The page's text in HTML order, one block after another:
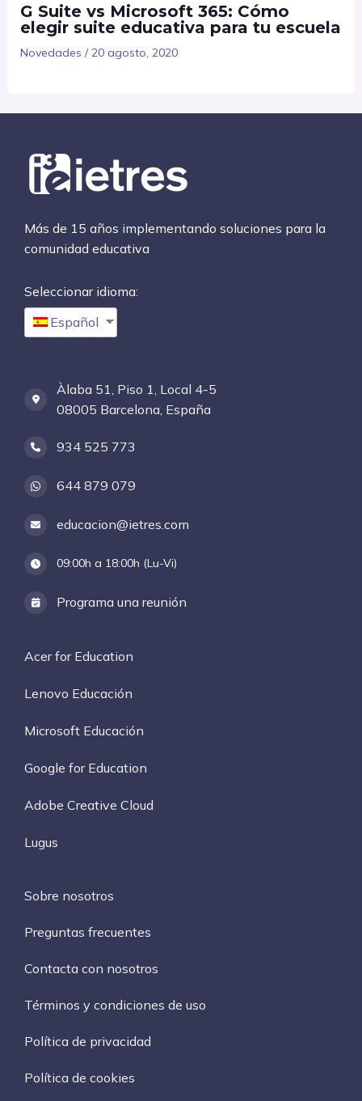
G Suite vs Microsoft 365: Cómo
elegir suite educativa para tu escuela
Novedades /20 agosto, 2020
Más de 15 años implementando soluciones para la
comunidad educativa
Seleccionar idioma:
Español
Àlaba 51, Piso 1, Local 4-5
08005 Barcelona, España
934 525 773
644 879 079
educacion@ietres.com
09:00h a 18:00h (Lu-Vi)
Programa una reunión
Acer for Education
Lenovo Educación
Microsoft Educación
Google for Education
Adobe Creative Cloud
Lugus
Sobre nosotros
Preguntas frecuentes
Contacta con nosotros
Términos y condiciones de uso
Política de privacidad
Política de cookies